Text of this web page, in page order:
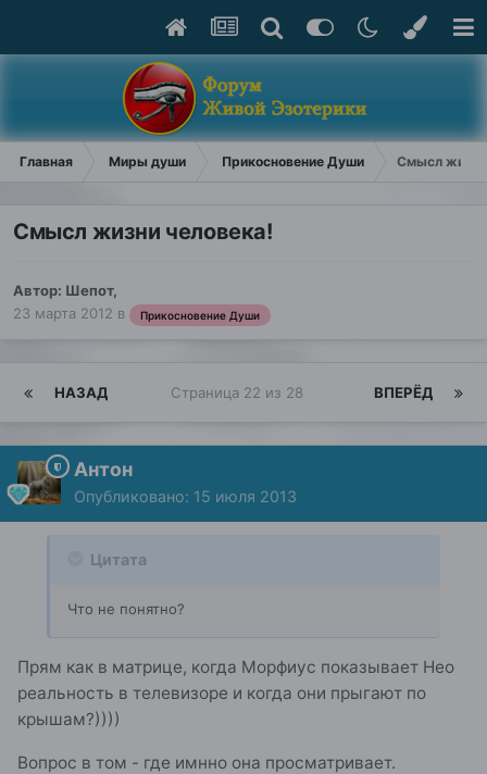
Главная Миры души Прикосновение Души Смысл жизни
Смысл жизни человека!
Автор: Шепот,
23 марта 2012 в Прикосновение Души
НАЗАД ВПЕРЁД
Страница 22 из 28
Антон
Опубликовано: 15 июля 2013
Цитата
Что не понятно?
Прям как в матрице, когда Морфиус показывает Нео
реальность в телевизоре и когда они прыгают по
крышам?))))
Вопрос в том - где имнно она просматривает.